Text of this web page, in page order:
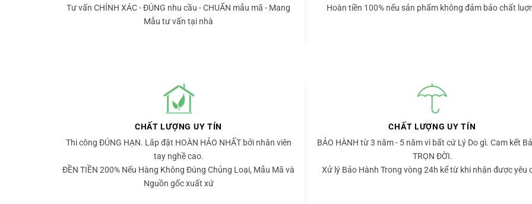
Tư vấn CHÍNH XÁC - ĐÚNG nhu cầu - CHUẨN mẫu mã - Mang
Mẫu tư vấn tại nhà
Hoàn tiền 100% nếu sản phẩm không đảm bảo chất
CHẤT LƯỢNG UY TÍN
Thi công ĐÚNG HẠN. Lắp đặt HOÀN HẢO NHẤT bởi nhân viên
tay nghề cao.
ĐỀN TIỀN 200% Nếu Hàng Không Đúng Chủng Loại, Mẫu Mã và
Nguồn gốc xuất xứ
CHẤT LƯỢNG UY TÍN
BẢO HÀNH từ 3 năm - 5 năm vì bất cứ Lý Do gì. Cam kết
TRỌN ĐỜI.
Xử lý Bảo Hành Trong vòng 24h kể từ khi nhận được yêu